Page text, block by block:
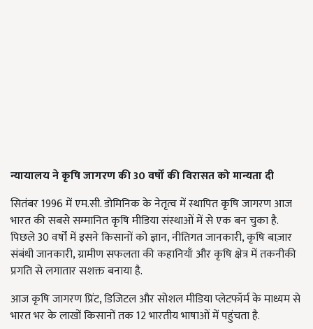
न्यायालय ने कृषि जागरण की 30वर्षों की विरासत को मान्यता दी
सितंबर 1996 में एम.सी. डोमिनिक के नेतृत्व में स्थापित कृषि जागरण आज
भारत की सबसे सम्मानित कृषि मीडिया संस्थाओं में से एक बन चुका है.
पिछले 30 वर्षों में इसने किसानों को ज्ञान, नीतिगत जानकारी, कृषि बाज़ार
संबंधी जानकारी, ग्रामीण सफलता की कहानियाँ और कृषि क्षेत्र में तकनीकी
प्रगति से लगातार सशक्त बनाया है.
आज कृषि जागरण प्रिंट, डिजिटल और सोशल मीडिया प्लेटफॉर्म के माध्यम से
भारत भर के लाखों किसानों तक 12 भारतीय भाषाओं में पहुंचता है.